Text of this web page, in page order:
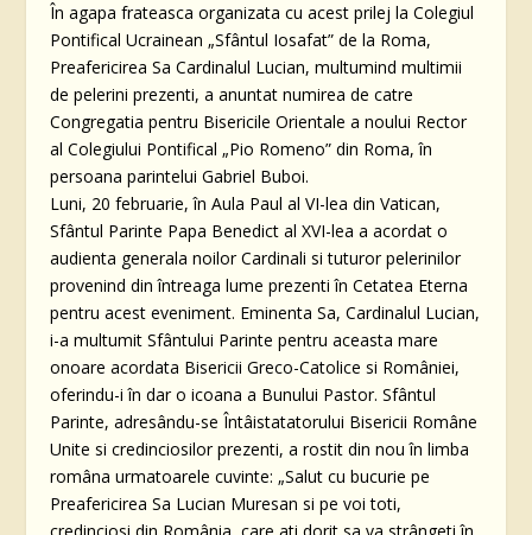
În agapa frateasca organizata cu acest prilej la Colegiul
Pontifical Ucrainean „Sfântul Iosafat” de la Roma,
Preafericirea Sa Cardinalul Lucian, multumind multimii
de pelerini prezenti, a anuntat numirea de catre
Congregatia pentru Bisericile Orientale a noului Rector
al Colegiului Pontifical „Pio Romeno” din Roma, în
persoana parintelui Gabriel Buboi.
Luni, 20 februarie, în Aula Paul al VI-lea din Vatican,
Sfântul Parinte Papa Benedict al XVI-lea a acordat o
audienta generala noilor Cardinali si tuturor pelerinilor
provenind din întreaga lume prezenti în Cetatea Eterna
pentru acest eveniment. Eminenta Sa, Cardinalul Lucian,
i-a multumit Sfântului Parinte pentru aceasta mare
onoare acordata Bisericii Greco-Catolice si României,
oferindu-i în dar o icoana a Bunului Pastor. Sfântul
Parinte, adresându-se Întâistatatorului Bisericii Române
Unite si credinciosilor prezenti, a rostit din nou în limba
româna urmatoarele cuvinte: „Salut cu bucurie pe
Preafericirea Sa Lucian Muresan si pe voi toti,